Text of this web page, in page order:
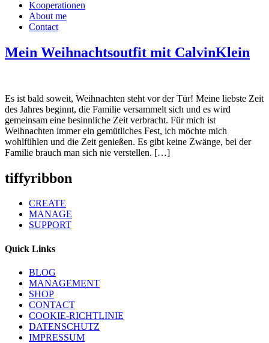
Kooperationen
About me
Contact
Mein Weihnachtsoutfit mit CalvinKlein
Es ist bald soweit, Weihnachten steht vor der Tür! Meine liebste Zeit
des Jahres beginnt, die Familie versammelt sich und es wird
gemeinsam eine besinnliche Zeit verbracht. Für mich ist
Weihnachten immer ein gemütliches Fest, ich möchte mich
wohlfühlen und die Zeit genießen. Es gibt keine Zwänge, bei der
Familie brauch man sich nie verstellen. […]
tiffyribbon
CREATE
MANAGE
SUPPORT
Quick Links
BLOG
MANAGEMENT
SHOP
CONTACT
COOKIE-RICHTLINIE
DATENSCHUTZ
IMPRESSUM